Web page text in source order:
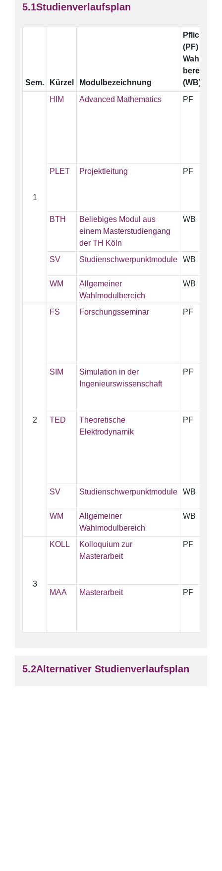
Studienverlaufsplan
Sem. Kürzel Modulbezeichnung
Pflicht
(PF)
Wahl-
bereich
(WB)
1
HIM Advanced Mathematics PF
PLET Projektleitung PF
BTH
Beliebiges Modul aus
einem Masterstudiengang
der TH Köln
WB
SV Studienschwerpunktmodule WB
WM
Allgemeiner
Wahlmodulbereich
WB
2
FS Forschungsseminar PF
SIM
Simulation in der
Ingenieurswissenschaft
PF
TED
Theoretische
Elektrodynamik
PF
SV Studienschwerpunktmodule WB
WM
Allgemeiner
Wahlmodulbereich
WB
3
KOLL
Kolloquium zur
Masterarbeit
PF
MAA Masterarbeit PF
Alternativer Studienverlaufsplan